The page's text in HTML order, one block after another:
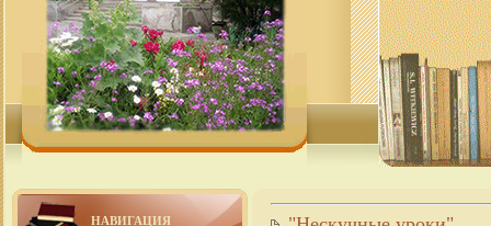
НАВИГАЦИЯ